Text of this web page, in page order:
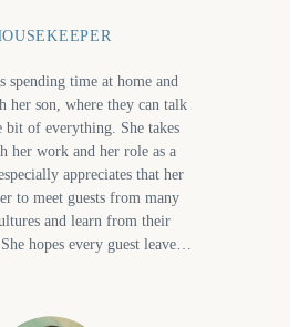
spending time at home and
her son, where they can talk
bit of everything. She takes
her work and her role as a
appreciates that her
to meet guests from many
and learn from their
of the entire team,
staff who help make each